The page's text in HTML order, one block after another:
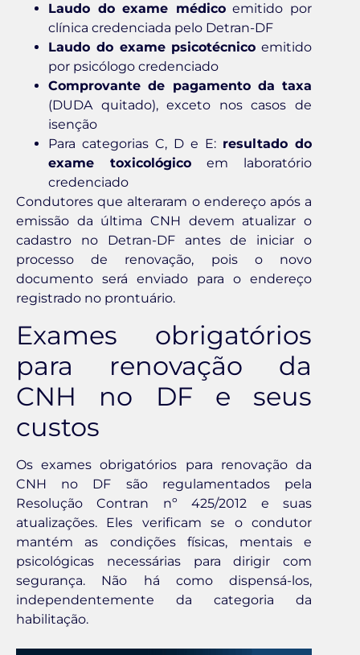
Laudo do exame médicoemitido por
clínica credenciada pelo Detran-DF
Laudo do exame psicotécnico emitido
por psicólogo credenciado
Comprovante de pagamento da taxa
(DUDA quitado), exceto nos casos de
isenção
Para categorias C, D e E: resultado do
exame toxicológico em laboratório
credenciado
Condutores que alteraram o endereço após a
emissão da última CNH devem atualizar o
cadastro no Detran-DF antes de iniciar o
processo de renovação, pois o novo
documento será enviado para o endereço
registrado no prontuário.
Exames obrigatórios
para renovação da
CNH no DF e seus
custos
Os exames obrigatórios para renovação da
CNH no DF são regulamentados pela
Resolução Contran nº 425/2012 e suas
atualizações. Eles verificam se o condutor
mantém as condições físicas, mentais e
psicológicas necessárias para dirigir com
segurança. Não há como dispensá-los,
independentemente da categoria da
habilitação.